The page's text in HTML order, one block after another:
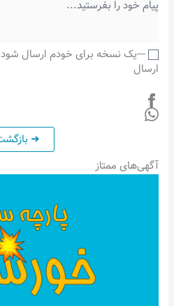
---یک نسخه برای خودم ارسال شود
ارسال
آگهی‌های ممتاز